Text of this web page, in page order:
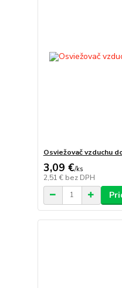
Osviežovač vzduchu
3,09 €/ks
2,51 € bez DPH